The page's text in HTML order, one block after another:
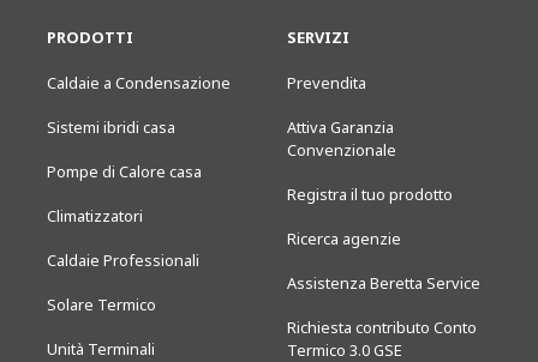
PRODOTTI
Caldaie a Condensazione
Sistemi ibridi casa
Pompe di Calore casa
Climatizzatori
Caldaie Professionali
Solare Termico
Unità Terminali
SERVIZI
Prevendita
Attiva Garanzia
Convenzionale
Registra il tuo prodotto
Ricerca agenzie
Assistenza Beretta Service
Richiesta contributo Conto
Termico 3.0 GSE